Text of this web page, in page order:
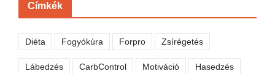
Címkék
Diéta Fogyókúra Forpro Zsírégetés
Lábedzés CarbControl Motiváció Hasedzés